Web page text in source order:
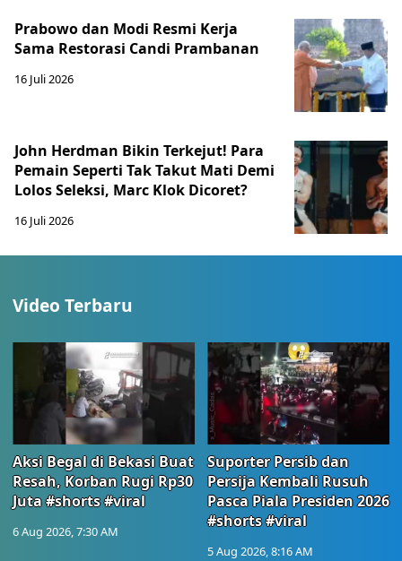
Prabowo dan Modi Resmi Kerja
Sama Restorasi Candi Prambanan
16 Juli 2026
John Herdman Bikin Terkejut! Para
Pemain Seperti Tak Takut Mati Demi
Lolos Seleksi, Marc Klok Dicoret?
16 Juli 2026
Video Terbaru
Aksi Begal di Bekasi Buat
Resah, Korban Rugi Rp30
Juta #shorts #viral
6 Aug 2026, 7:30 AM
Suporter Persib dan
Persija Kembali Rusuh
Pasca Piala Presiden 2026
#shorts #viral
5 Aug 2026, 8:16 AM